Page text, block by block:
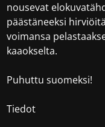
nousevat
päästäneeksi
voimansa
kaaokselta.
Puhuttu suomeksi!
Tiedot